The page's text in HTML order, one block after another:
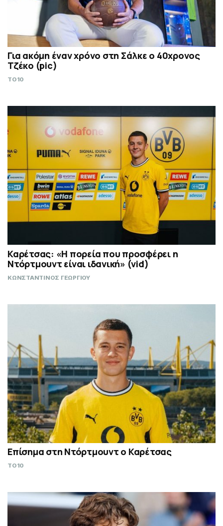
Για ακόμη έναν χρόνο στη Σάλκε ο 40χρονος
Τζέκο (pic)
TO10
Καρέτσας: «Η πορεία που προσφέρει η
Ντόρτμουντ είναι ιδανική» (vid)
ΚΩΝΣΤΑΝΤΙΝΟΣ ΓΕΩΡΓΙΟΥ
Επίσημα στη Ντόρτμουντ ο Καρέτσας
TO10